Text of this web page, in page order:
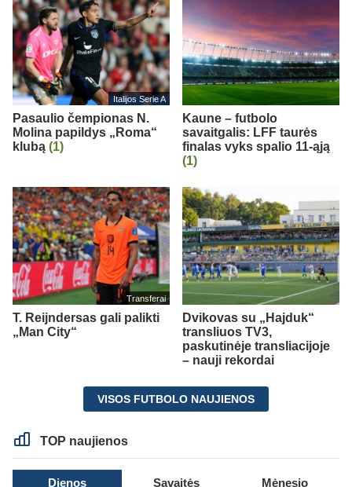
Italijos Serie A
Pasaulio čempionas N.
Molina papildys „Roma“
klubą (1)
Kaune – futbolo
savaitgalis: LFF taurės
finalas vyks spalio 11-ąją
(1)
Transferai
T. Reijndersas gali palikti
„Man City“
Dvikovas su „Hajduk“
transliuos TV3,
paskutinėje transliacijoje
– nauji rekordai
VISOS FUTBOLO NAUJIENOS
TOP naujienos
Dienos Savaitės Mėnesio